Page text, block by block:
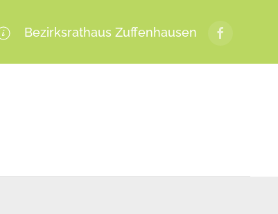
Bezirksrathaus Zuffenhausen